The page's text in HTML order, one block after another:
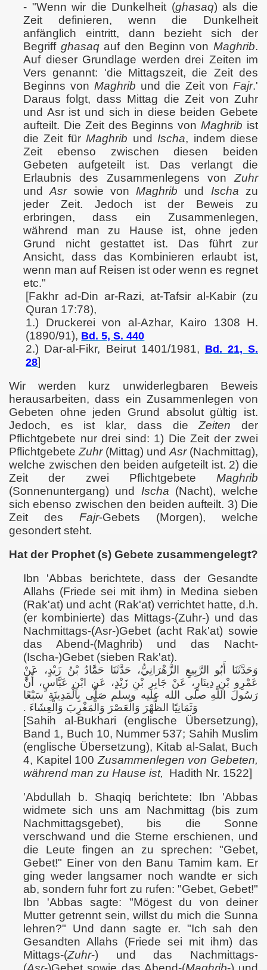
- "Wenn wir die Dunkelheit (ghasaq) als die
Zeit definieren, wenn die Dunkelheit
anfänglich eintritt, dann bezieht sich der
Begriff ghasaqauf den Beginn vonMaghrib.
Auf dieser Grundlage werden drei Zeiten im
Vers genannt: 'die Mittagszeit, die Zeit des
Beginns von Maghrib und die Zeit von Fajr.'
Daraus folgt, dass Mittag die Zeit von Zuhr
und Asr ist und sich in diese beiden Gebete
aufteilt. Die Zeit des Beginns vonMaghrib ist
die Zeit fürMaghrib und Ischa, indem diese
Zeit ebenso zwischen diesen beiden
Gebeten aufgeteilt ist. Das verlangt die
Erlaubnis des Zusammenlegens von Zuhr
undAsrsowie vonMaghrib und Ischa zu
jeder Zeit. Jedoch ist der Beweis zu
erbringen, dass ein Zusammenlegen,
während man zu Hause ist, ohne jeden
Grund nicht gestattet ist. Das führt zur
Ansicht, dass das Kombinieren erlaubt ist,
wenn man auf Reisen ist oder wenn es regnet
etc."
[Fakhr ad-Din ar-Razi, at-Tafsir al-Kabir (zu
Quran 17:78),
1.) Druckerei von al-Azhar, Kairo 1308 H.
(1890/91), Bd. 5, S. 440
2.) Dar-al-Fikr, Beirut 1401/1981, Bd. 21, S.
28]
Wir werden kurz unwiderlegbaren Beweis
herausarbeiten, dass ein Zusammenlegen von
Gebeten ohne jeden Grund absolut gültig ist.
Jedoch, es ist klar, dass dieZeiten der
Pflichtgebete nur drei sind: 1) Die Zeit der zwei
Pflichtgebete Zuhr(Mittag) und Asr(Nachmittag),
welche zwischen den beiden aufgeteilt ist. 2) die
Zeit der zwei Pflichtgebete Maghrib
(Sonnenuntergang) und Ischa (Nacht), welche
sich ebenso zwischen den beiden aufteilt. 3) Die
Zeit des Fajr-Gebets (Morgen), welche
gesondert steht.
Hat der Prophet (s) Gebete zusammengelegt?
Ibn 'Abbas berichtete, dass der Gesandte
Allahs (Friede sei mit ihm) in Medina sieben
(Rak'at) und acht (Rak'at) verrichtet hatte, d.h.
(er kombinierte) das Mittags-(Zuhr-) und das
Nachmittags-(Asr-)Gebet (acht Rak'at) sowie
das Abend-(Maghrib) und das Nacht-
(Ischa-)Gebet (sieben Rak'at).
وَحَدَّثَنَا أَبُو الرَّبِيعِ الزَّهْرَانِيُّ، حَدَّثَنَا حَمَّادُ بْنُ زَيْدٍ، عَنْ
عَمْرِو بْنِ دِينَارٍ، عَنْ جَابِرِ بْنِ زَيْدٍ، عَنِ ابْنِ عَبَّاسٍ، أَنَّ
رَسُولَ اللَّهِ صلى الله عليه وسلم صَلَّى بِالْمَدِينَةِ سَبْعًا
وَثَمَانِيًا الظُّهْرَ وَالْعَصْرَ وَالْمَغْرِبَ وَالْعِشَاءَ ‏.‏
[Sahih al-Bukhari (englische Übersetzung),
Band 1, Buch 10, Nummer 537; Sahih Muslim
(englische Übersetzung), Kitab al-Salat, Buch
4, Kapitel 100 Zusammenlegen von Gebeten,
während man zu Hause ist, Hadith Nr. 1522]
'Abdullah b. Shaqiq berichtete: Ibn 'Abbas
widmete sich uns am Nachmittag (bis zum
Nachmittagsgebet), bis die Sonne
verschwand und die Sterne erschienen, und
die Leute fingen an zu sprechen: "Gebet,
Gebet!" Einer von den Banu Tamim kam. Er
ging weder langsamer noch wandte er sich
ab, sondern fuhr fort zu rufen: "Gebet, Gebet!"
Ibn 'Abbas sagte: "Mögest du von deiner
Mutter getrennt sein, willst du mich die Sunna
lehren?" Und dann sagte er. "Ich sah den
Gesandten Allahs (Friede sei mit ihm) das
Mittags-(Zuhr-) und das Nachmittags-